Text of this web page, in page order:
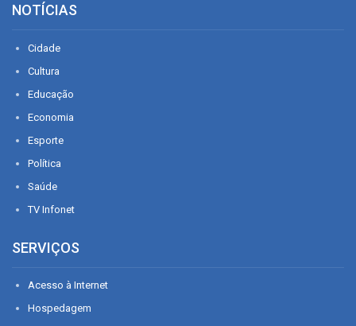
NOTÍCIAS
Cidade
Cultura
Educação
Economia
Esporte
Política
Saúde
TV Infonet
SERVIÇOS
Acesso à Internet
Hospedagem